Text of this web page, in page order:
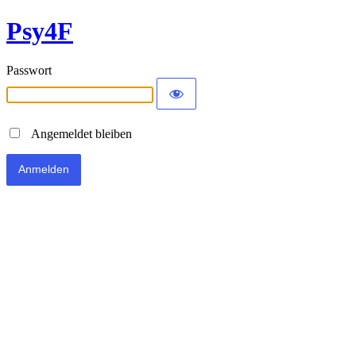
Psy4F
Passwort
Angemeldet bleiben